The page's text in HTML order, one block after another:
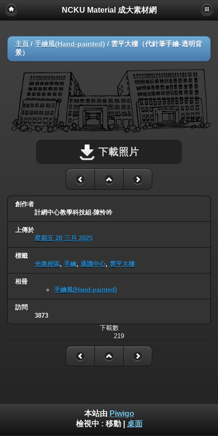
NCKU Material 成大素材網
主頁 / 手繪風(Hand-painted) / 雲平大樓（代針筆手繪-透明背
景）
下載照片
創作者
計網中心教學科技組-陳怜吟
上傳於
星期五 28 三月 2025
標籤
光復校區, 手繪, 通識中心, 雲平大樓
相冊
手繪風(Hand-painted)
訪問
3873
下載數
219
本站由 Piwigo
檢視中 : 移動| 桌面